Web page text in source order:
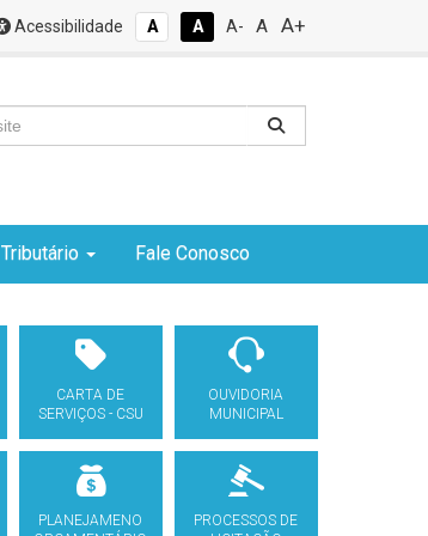
Acessibilidade A A A- A A+
Tributário Fale Conosco
CARTA DE
SERVIÇOS - CSU
OUVIDORIA
MUNICIPAL
PLANEJAMENO
PROCESSOS DE